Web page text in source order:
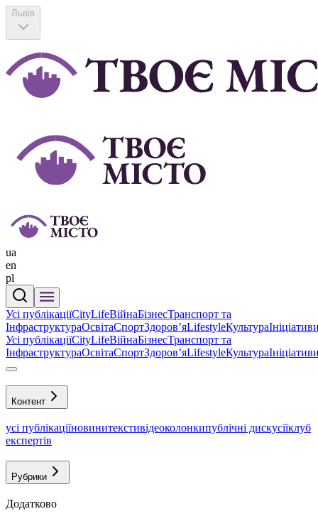
Львів
ua
en
pl
Усі публікаціїCityLifeВійнаБізнесТранспорт та
ІнфраструктураОсвітаСпортЗдоровʼяLifestyleКультура
Усі публікаціїCityLifeВійнаБізнесТранспорт та
ІнфраструктураОсвітаСпортЗдоровʼяLifestyleКультура
Контент
усі публікаціїновинитекстивідеоколонкипублічні дискусіїклуб
експертів
Рубрики
Додатково